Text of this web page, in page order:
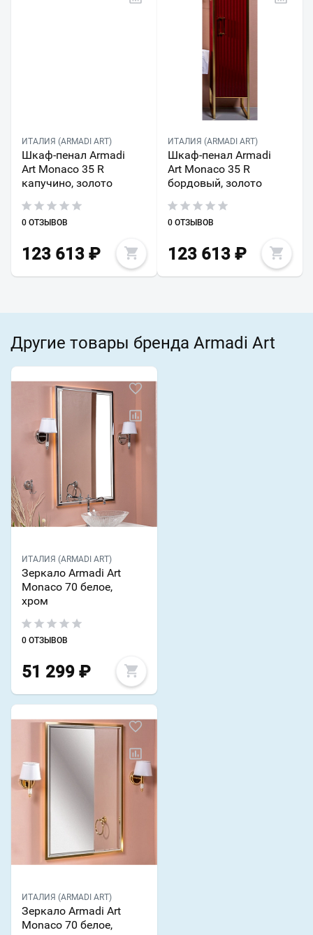
ИТАЛИЯ (ARMADI ART)
Шкаф-пенал Armadi
Art Monaco 35 R
капучино, золото
0 ОТЗЫВОВ
123 613 ₽
ИТАЛИЯ (ARMADI ART)
Шкаф-пенал Armadi
Art Monaco 35 R
бордовый, золото
0 ОТЗЫВОВ
123 613₽
Другие товары бренда Armadi Art
ИТАЛИЯ (ARMADI ART)
Зеркало Armadi Art
Monaco 70 белое,
хром
0 ОТЗЫВОВ
51 299 ₽
ИТАЛИЯ (ARMADI ART)
Зеркало Armadi Art
Monaco 70 белое,